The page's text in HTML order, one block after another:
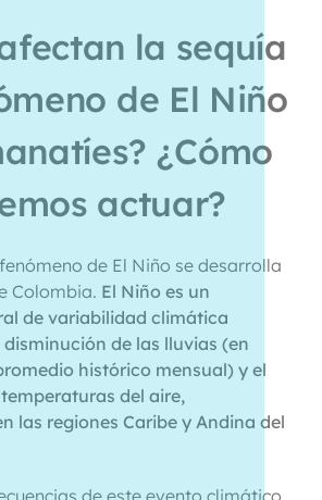
la sequía
de El Niño
¿Cómo
actuar?
de El Niño se desarrolla
Colombia. El Niño es un
de variabilidad climática
de las lluvias (en
histórico mensual) y el
del aire,
las regiones Caribe y Andina del